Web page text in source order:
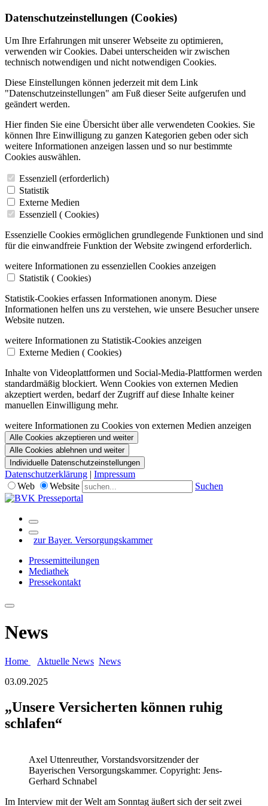
Datenschutzeinstellungen (Cookies)
Um Ihre Erfahrungen mit unserer Webseite zu optimieren,
verwenden wir Cookies. Dabei unterscheiden wir zwischen
technisch notwendigen und nicht notwendigen Cookies.
Diese Einstellungen können jederzeit mit dem Link
"Datenschutzeinstellungen" am Fuß dieser Seite aufgerufen und
geändert werden.
Hier finden Sie eine Übersicht über alle verwendeten Cookies. Sie
können Ihre Einwilligung zu ganzen Kategorien geben oder sich
weitere Informationen anzeigen lassen und so nur bestimmte
Cookies auswählen.
Essenziell (erforderlich)
Statistik
Externe Medien
Essenziell ( Cookies)
Essenzielle Cookies ermöglichen grundlegende Funktionen und sind
für die einwandfreie Funktion der Website zwingend erforderlich.
weitere Informationen zu essenziellen Cookies anzeigen
Statistik ( Cookies)
Statistik-Cookies erfassen Informationen anonym. Diese
Informationen helfen uns zu verstehen, wie unsere Besucher unsere
Website nutzen.
weitere Informationen zu Statistik-Cookies anzeigen
Externe Medien ( Cookies)
Inhalte von Videoplattformen und Social-Media-Plattformen werden
standardmäßig blockiert. Wenn Cookies von externen Medien
akzeptiert werden, bedarf der Zugriff auf diese Inhalte keiner
manuellen Einwilligung mehr.
weitere Informationen zu Cookies von externen Medien anzeigen
Alle Cookies akzeptieren und weiter
Alle Cookies ablehnen und weiter
Individuelle Datenschutzeinstellungen
Datenschutzerklärung | Impressum
Web
Website Suchen
zur Bayer. Versorgungskammer
Pressemitteilungen
Mediathek
Pressekontakt
News
Home Aktuelle News News
03.09.2025
„Unsere Versicherten können ruhig
schlafen“
Axel Uttenreuther, Vorstandsvorsitzender der
Bayerischen Versorgungskammer. Copyright: Jens-
Gerhard Schnabel
Im Interview mit der Welt am Sonntag äußert sich der seit zwei